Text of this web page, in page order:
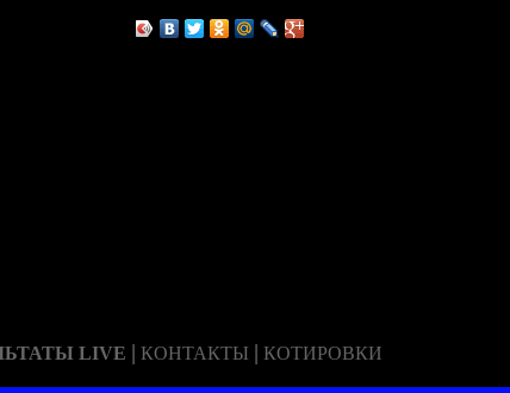
LIVE | КОНТАКТЫ | КОТИРОВКИ